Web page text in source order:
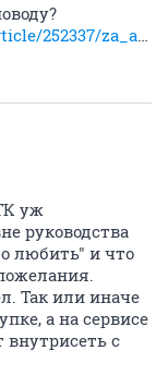
уж
руководства
любить" и что
Так или иначе
а на сервисе
внутрисеть с